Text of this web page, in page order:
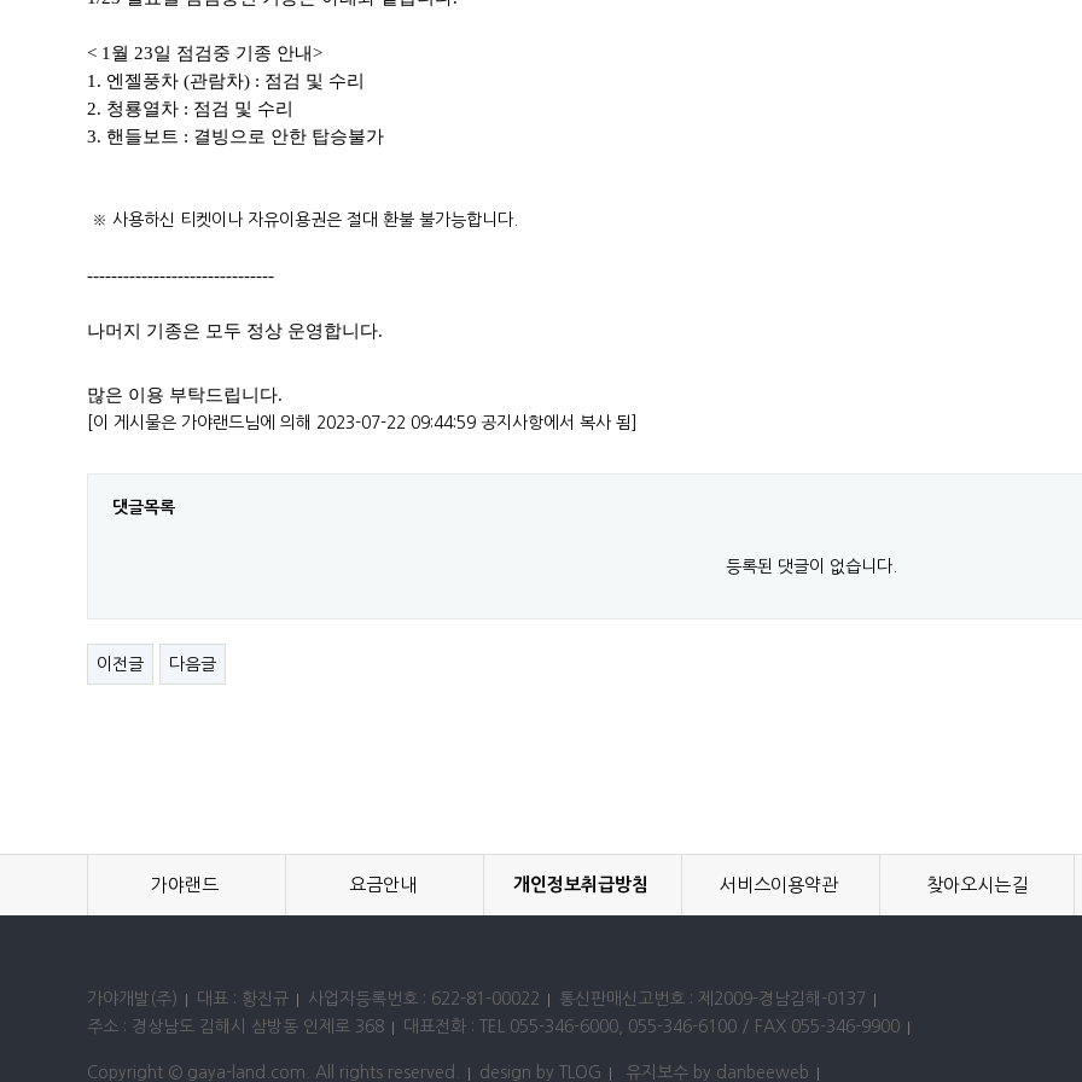
< 1월 23일 점검중 기종 안내>
1. 엔젤풍차 (관람차) : 점검 및 수리
2. 청룡열차 : 점검 및 수리
3. 핸들보트 : 결빙으로 안한 탑승불가
​ ​※ 사용하신 티켓이나 자유이용권은 절대 환불 불가능합니다.
-------------------------------
나머지 기종은 모두 정상 운영합니다.
많은 이용 부탁드립니다.
[이 게시물은 가야랜드님에 의해 2023-07-22 09:44:59 공지사항에서 복사 됨]
댓글목록
등록된 댓글이 없습니다.
이전글 다음글
가야랜드 요금안내 개인정보취급방침 서비스이용약관 찾아오시는길
가야개발(주) 대표 : 황진규 사업자등록번호 : 622-81-00022
통신판매신고번호 : 제2009-경남김해-0137
주소 : 경상남도 김해시 삼방동 인제로 368
대표전화 : TEL 055-346-6000, 055-346-6100 / FAX 055-346-9900
Copyright © gaya-land.com. All rights reserved. design by TLOG 유지보수 by danbeeweb